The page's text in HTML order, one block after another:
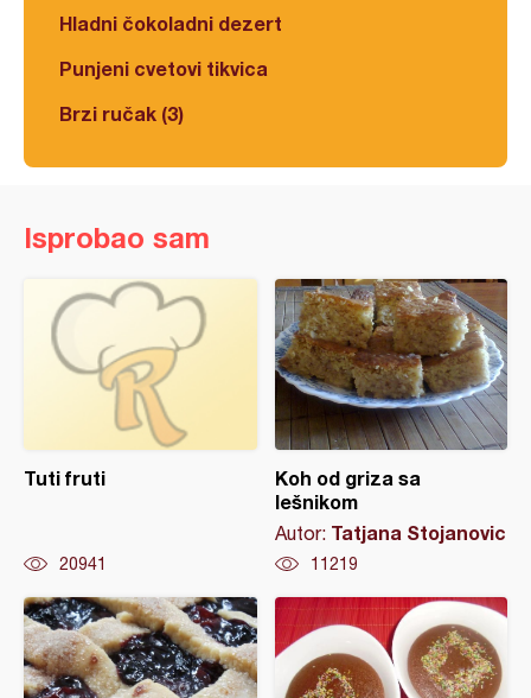
Hladni čokoladni dezert
Punjeni cvetovi tikvica
Brzi ručak (3)
Isprobao sam
Tuti fruti
20941
Koh od griza sa
lešnikom
Autor: Tatjana Stojanovic
11219